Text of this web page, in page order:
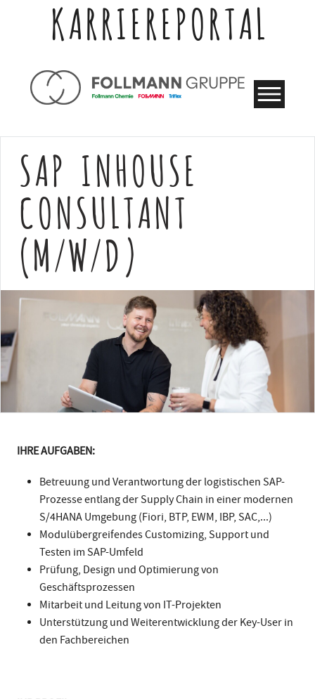
KARRIEREPORTAL
SAP INHOUSE
CONSULTANT
(M/W/D)
IHRE AUFGABEN:
Betreuung und Verantwortung der logistischen SAP-
Prozesse entlang der Supply Chain in einer modernen
S/4HANA Umgebung (Fiori, BTP, EWM, IBP, SAC,...)
Modulübergreifendes Customizing, Support und
Testen im SAP-Umfeld
Prüfung, Design und Optimierung von
Geschäftsprozessen
Mitarbeit und Leitung von IT-Projekten
Unterstützung und Weiterentwicklung der Key-User in
den Fachbereichen